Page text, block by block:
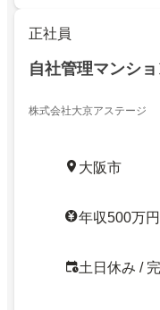
正社員
自社管理マンシ
株式会社大京アステージ
大阪市
年収500万
土日休み /